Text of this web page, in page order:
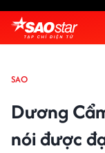
SAO
Dương
nói được